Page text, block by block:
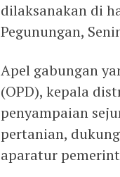
dilaksanakan di
Pegunungan,
Apel gabungan
(OPD), kepala
penyampaian
pertanian,
aparatur